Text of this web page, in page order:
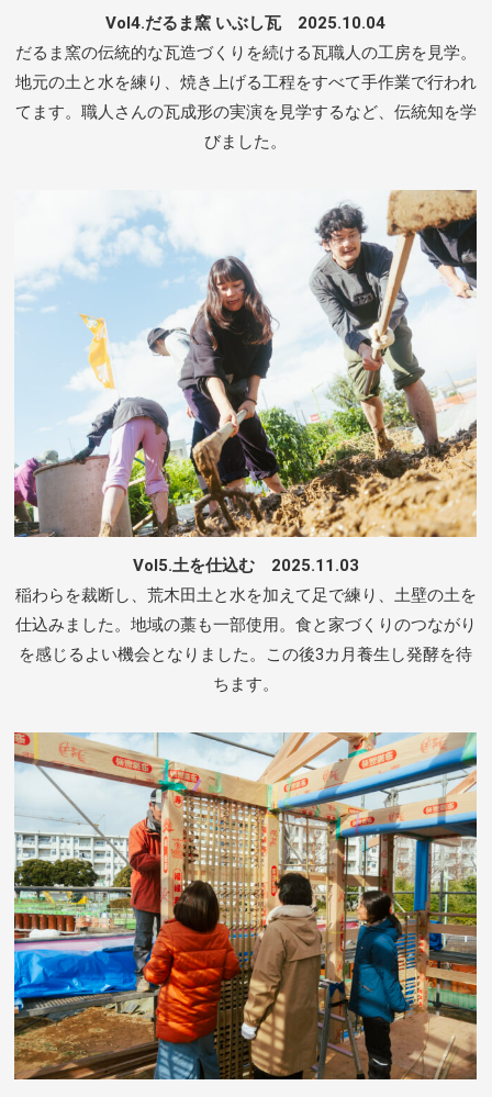
Vol4.だるま窯 いぶし瓦 2025.10.04
だるま窯の伝統的な瓦造づくりを続ける瓦職人の工房を見学。
地元の土と水を練り、焼き上げる工程をすべて手作業で行われ
てます。職人さんの瓦成形の実演を見学するなど、伝統知を学
びました。
Vol5.土を仕込む 2025.11.03
稲わらを裁断し、荒木田土と水を加えて足で練り、土壁の土を
仕込みました。地域の藁も一部使用。食と家づくりのつながり
を感じるよい機会となりました。この後3カ月養生し発酵を待
ちます。